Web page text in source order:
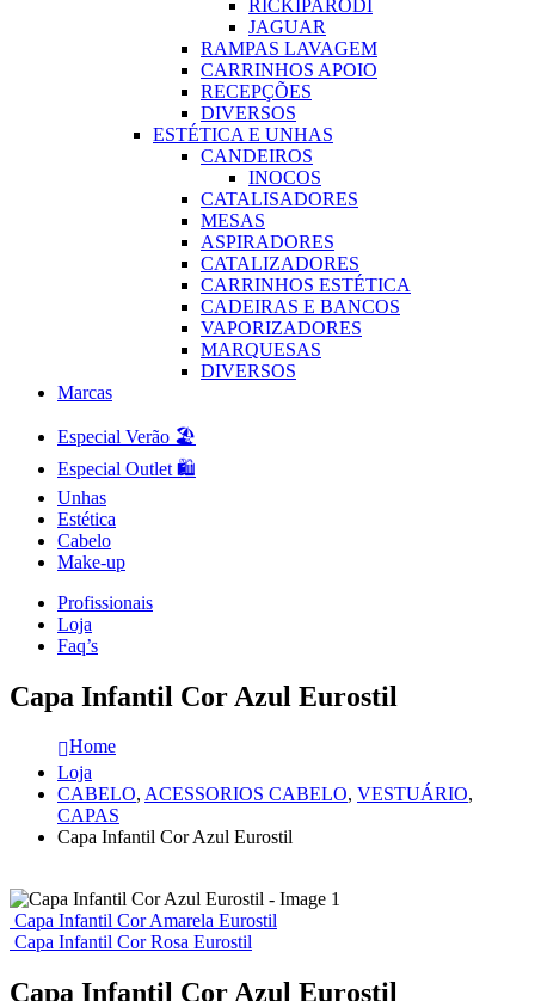
RICKIPARODI
JAGUAR
RAMPAS LAVAGEM
CARRINHOS APOIO
RECEPÇÕES
DIVERSOS
ESTÉTICA E UNHAS
CANDEIROS
INOCOS
CATALISADORES
MESAS
ASPIRADORES
CATALIZADORES
CARRINHOS ESTÉTICA
CADEIRAS E BANCOS
VAPORIZADORES
MARQUESAS
DIVERSOS
Marcas
Especial Verão 🏖️
Especial Outlet 🛍️
Unhas
Estética
Cabelo
Make-up
Profissionais
Loja
Faq’s
Capa Infantil Cor Azul Eurostil
Home
Loja
CABELO, ACESSORIOS CABELO, VESTUÁRIO,
CAPAS
Capa Infantil Cor Azul Eurostil
Capa Infantil Cor Amarela Eurostil
Capa Infantil Cor Rosa Eurostil
Capa Infantil Cor Azul Eurostil